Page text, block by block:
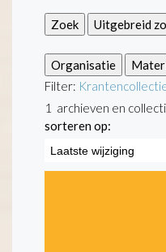
Zoek Uitgebreid
Organisatie
Filter:
1 archieven en
sorteren op: